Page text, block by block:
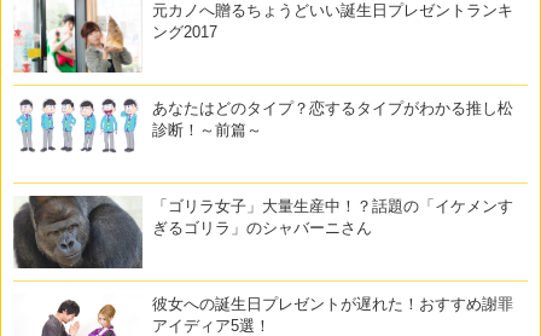
元カノへ贈るちょうどいい誕生日プレゼントランキ
ング2017
あなたはどのタイプ？恋するタイプがわかる推し松
診断！～前篇～
「ゴリラ女子」大量生産中！？話題の「イケメンす
ぎるゴリラ」のシャバーニさん
彼女への誕生日プレゼントが遅れた！おすすめ謝罪
アイディア5選！